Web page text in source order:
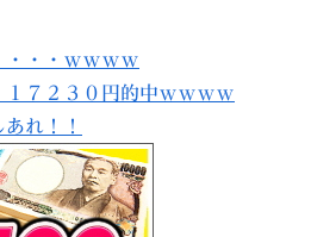
・・・ｗｗｗｗ
７２３０円的中ｗｗｗｗ
れ！！